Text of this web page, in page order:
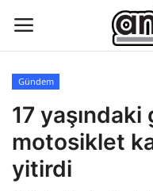
Künye
Eğitim
Gündem
17 yaşındaki
motosiklet
yitirdi